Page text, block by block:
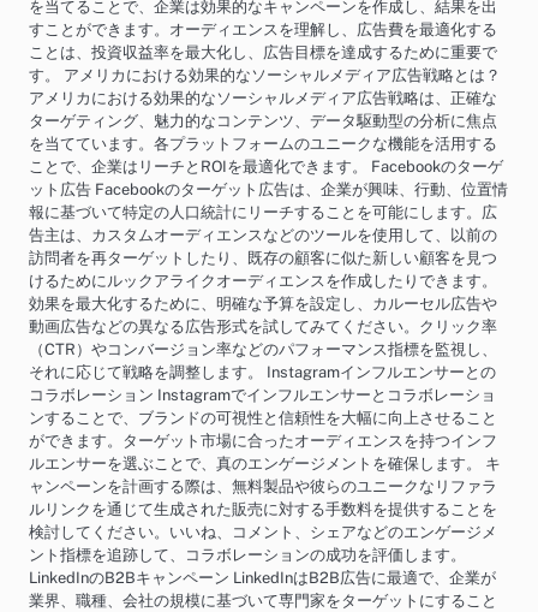
を当てることで、企業は効果的なキャンペーンを作成し、結果を出
すことができます。オーディエンスを理解し、広告費を最適化する
ことは、投資収益率を最大化し、広告目標を達成するために重要で
す。 アメリカにおける効果的なソーシャルメディア広告戦略とは？
アメリカにおける効果的なソーシャルメディア広告戦略は、正確な
ターゲティング、魅力的なコンテンツ、データ駆動型の分析に焦点
を当てています。各プラットフォームのユニークな機能を活用する
ことで、企業はリーチとROIを最適化できます。 Facebookのターゲ
ット広告 Facebookのターゲット広告は、企業が興味、行動、位置情
報に基づいて特定の人口統計にリーチすることを可能にします。広
告主は、カスタムオーディエンスなどのツールを使用して、以前の
訪問者を再ターゲットしたり、既存の顧客に似た新しい顧客を見つ
けるためにルックアライクオーディエンスを作成したりできます。
効果を最大化するために、明確な予算を設定し、カルーセル広告や
動画広告などの異なる広告形式を試してみてください。クリック率
（CTR）やコンバージョン率などのパフォーマンス指標を監視し、
それに応じて戦略を調整します。 Instagramインフルエンサーとの
コラボレーション Instagramでインフルエンサーとコラボレーショ
ンすることで、ブランドの可視性と信頼性を大幅に向上させること
ができます。ターゲット市場に合ったオーディエンスを持つインフ
ルエンサーを選ぶことで、真のエンゲージメントを確保します。 キ
ャンペーンを計画する際は、無料製品や彼らのユニークなリファラ
ルリンクを通じて生成された販売に対する手数料を提供することを
検討してください。いいね、コメント、シェアなどのエンゲージメ
ント指標を追跡して、コラボレーションの成功を評価します。
LinkedInのB2Bキャンペーン LinkedInはB2B広告に最適で、企業が
業界、職種、会社の規模に基づいて専門家をターゲットにすること